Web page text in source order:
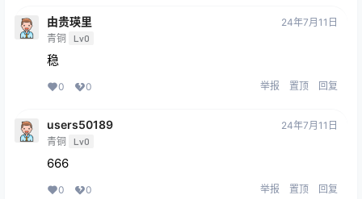
由贵瑛里
青铜 Lv0
24年7月11日
稳
0 0 举报 置顶 回复
users50189
青铜 Lv0
24年7月11日
666
0 0 举报 置顶 回复